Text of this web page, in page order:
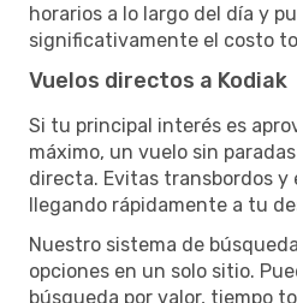
horarios a lo largo del día y
significativamente el costo
Vuelos directos a Kodiak
Si tu principal interés es
máximo, un vuelo sin
directa. Evitas transbordos y
llegando rápidamente a tu
Nuestro sistema de
opciones en un solo sitio.
búsqueda por valor, tiempo